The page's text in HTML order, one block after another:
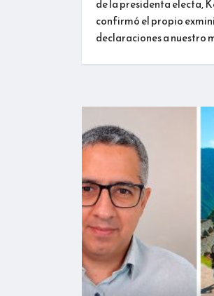
de la presidenta electa,
confirmó el propio
declaraciones a nuestro